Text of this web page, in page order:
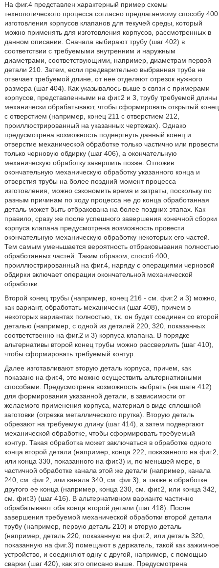
На фиг.4 представлен характерный пример схемы
технологического процесса согласно предлагаемому способу 400
изготовления корпусов клапанов для текучей среды, который
можно применять для изготовления корпусов, рассмотренных в
данном описании. Сначала выбирают трубу (шаг 402) в
соответствии с требуемыми внутренним и наружным
диаметрами, соответствующими, например, диаметрам первой
детали 210. Затем, если предварительно выбранная труба не
отвечает требуемой длине, от нее отделяют отрезок нужного
размера (шаг 404). Как указывалось выше в связи с примерами
корпусов, представленными на фиг.2 и 3, трубу требуемой длины
механически обрабатывают, чтобы сформировать открытый конец
с отверстием (например, конец 211 с отверстием 212,
проиллюстрированный на указанных чертежах). Однако
предусмотрена возможность подвергнуть данный конец и
отверстие механической обработке только частично или провести
только черновую обдирку (шаг 406), а окончательную
механическую обработку завершить позже. Отложив
окончательную механическую обработку указанного конца и
отверстия трубы на более поздний момент процесса
изготовления, можно сэкономить время и затраты, поскольку по
разным причинам по ходу процесса не до конца обработанная
деталь может быть отбракована на более поздних этапах. Как
правило, сразу же после успешного завершения конечной сборки
корпуса клапана предусмотрена возможность провести
окончательную механическую обработку некоторых его частей.
Тем самым уменьшается вероятность отбраковывания полностью
обработанных частей. Таким образом, способ 400,
проиллюстрированный на фиг.4, наряду с операциями черновой
обдирки включает операции окончательной механической
обработки.
Второй конец трубы (например, конец 216 - см. фиг.2 и 3) можно,
как вариант, обработать механически (шаг 408), причем в
некоторых вариантах полностью, т.к. он будет соединен со второй
деталью (например, с одной из деталей 220, 320, показанных
соответственно на фиг.2 и 3) корпуса клапана. В порядке
альтернативы второй конец трубы можно рассверлить (шаг 410),
чтобы сформировать требуемый контур.
Далее изготавливают вторую деталь корпуса, причем, как
показано на фиг.4, это можно осуществить альтернативными
способами. Предусмотрена возможность выбрать (на шаге 412)
для формирования указанной детали, в зависимости от
желаемого применения корпуса, материал в виде сплошной
заготовки (отрезка металлического прутка). Вторую деталь
обрезают на требуемую длину (шаг 414), а затем подвергают
механической обработке, чтобы сформировать требуемый
контур. Такая обработка может заключаться в обработке одного
конца второй детали (например, конца 222, показанного на фиг.2,
или конца 330, показанного на фиг.3) и, по меньшей мере, в
частичной обработке канала этой же детали (например, канала
240, см. фиг.2, или канала 340, см. фиг.3), а также в обработке
другого ее конца (например, конца 230, см. фиг.2, или конца 342,
см. фиг.3) (шаг 416). В альтернативном варианте частично
обрабатывают оба конца второй детали (шаг 418). После
завершения требуемой механической обработки второй детали
трубу (например, первую деталь 210) и вторую деталь
(например, деталь 220, показанную на фиг.2, или деталь 320,
показанную на фиг.3) помещают в держатель, такой как зажимное
устройство, и соединяют одну с другой, например, с помощью
сварки (шаг 420), как это описано выше. Предусмотрена